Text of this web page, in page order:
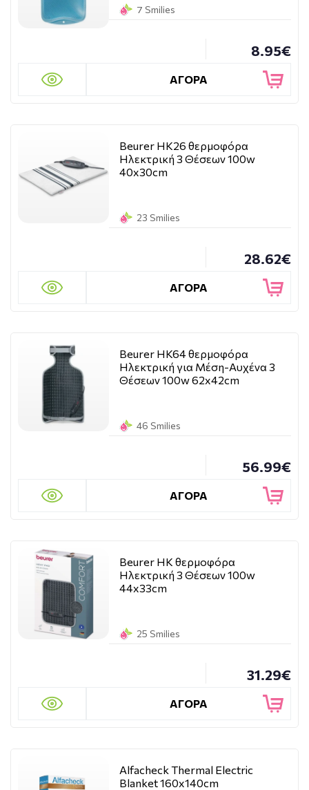
7 Smilies
8.95€
ΑΓΟΡΑ
Beurer HK26 θερμοφόρα
Ηλεκτρική 3 Θέσεων 100w
40x30cm
23 Smilies
28.62€
ΑΓΟΡΑ
Beurer HK64 θερμοφόρα
Ηλεκτρική για Μέση-Αυχένα 3
Θέσεων 100w 62x42cm
46 Smilies
56.99€
ΑΓΟΡΑ
Beurer HK θερμοφόρα
Ηλεκτρική 3 Θέσεων 100w
44x33cm
25 Smilies
31.29€
ΑΓΟΡΑ
Alfacheck Thermal Electric
Blanket 160x140cm